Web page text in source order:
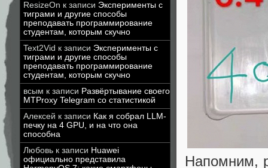
ResizeOn к записи Эксперименты с
тиграми и другие способы
преподавать программирование
студентам, которым скучно
Text2Vid к записи Эксперименты с
тиграми и другие способы
преподавать программирование
студентам, которым скучно
всым к записи Развёртывание своего
MTProxy Telegram со статистикой
Алексей к записи Как я собрал LLM-
печку на 4 GPU, и на что она
способна
Любовь к записи Huawei
официально представила
Напомним,